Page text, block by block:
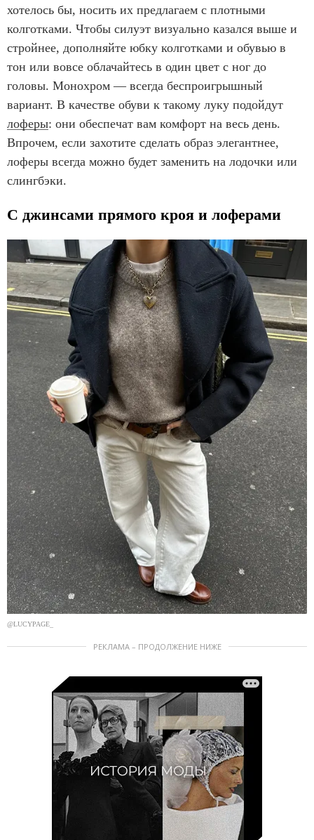
хотелось бы, носить их предлагаем с плотными
колготками. Чтобы силуэт визуально казался выше и
стройнее, дополняйте юбку колготками и обувью в
тон или вовсе облачайтесь в один цвет с ног до
головы. Монохром — всегда беспроигрышный
вариант. В качестве обуви к такому луку подойдут
лоферы: они обеспечат вам комфорт на весь день.
Впрочем, если захотите сделать образ элегантнее,
лоферы всегда можно будет заменить на лодочки или
слингбэки.
С джинсами прямого кроя и лоферами
@LUCYPAGE_
РЕКЛАМА – ПРОДОЛЖЕНИЕ НИЖЕ